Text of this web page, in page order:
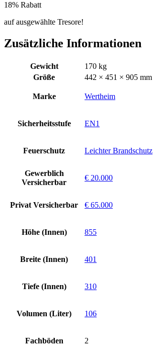
18% Rabatt
auf ausgewählte Tresore!
Zusätzliche Informationen
Gewicht
170 kg
Größe
442 × 451 × 905 mm
Marke Wertheim
Sicherheitsstufe EN1
Feuerschutz Leichter Brandschutz
Gewerblich
Versicherbar
€ 20.000
Privat Versicherbar € 65.000
Höhe (Innen) 855
Breite (Innen) 401
Tiefe (Innen) 310
Volumen (Liter) 106
Fachböden 2